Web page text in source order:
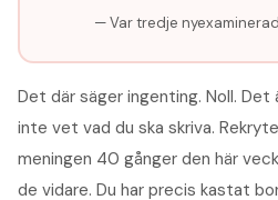
— Var tredje
Det där säger ingenting. Noll. Det
inte vet vad du ska skriva.
meningen 40 gånger den här
de vidare. Du har precis kastat